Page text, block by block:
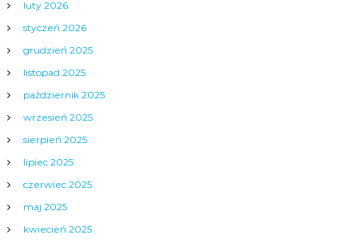
luty 2026
styczeń 2026
grudzień 2025
listopad 2025
październik 2025
wrzesień 2025
sierpień 2025
lipiec 2025
czerwiec 2025
maj 2025
kwiecień 2025